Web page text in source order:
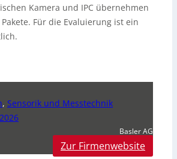
Kamera und IPC übernehmen
Für die Evaluierung ist ein
, Sensorik und Messtechnik
Basler AG
Zur Firmenwebsite